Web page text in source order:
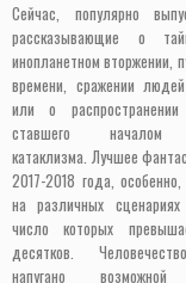
Сейчас, популярно
рассказывающие о
инопланетном вторжении,
времени, сражении
или о распространении
ставшего началом
катаклизма. Лучшее
2017-2018 года,
на различных
число которых
десятков.
напугано возможной